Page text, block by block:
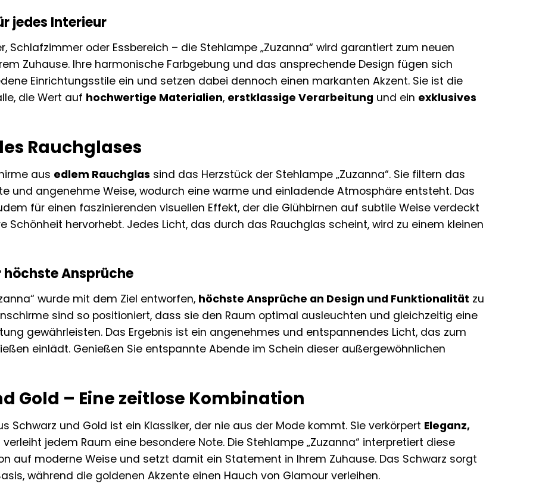
jedes Interieur
Schlafzimmer oder Essbereich – die Stehlampe „Zuzanna“ wird garantiert zum neuen
Zuhause. Ihre harmonische Farbgebung und das ansprechende Design fügen sich
Einrichtungsstile ein und setzen dabei dennoch einen markanten Akzent. Sie ist die
die Wert auf hochwertige Materialien, erstklassige Verarbeitung und ein exklusives
Rauchglases
aus edlem Rauchglas sind das Herzstück der Stehlampe „Zuzanna“. Sie filtern das
und angenehme Weise, wodurch eine warme und einladende Atmosphäre entsteht. Das
für einen faszinierenden visuellen Effekt, der die Glühbirnen auf subtile Weise verdeckt
Schönheit hervorhebt. Jedes Licht, das durch das Rauchglas scheint, wird zu einem kleinen
Ansprüche
wurde mit dem Ziel entworfen, höchste Ansprüche an Design und Funktionalität zu
sind so positioniert, dass sie den Raum optimal ausleuchten und gleichzeitig eine
gewährleisten. Das Ergebnis ist ein angenehmes und entspannendes Licht, das zum
einlädt. Genießen Sie entspannte Abende im Schein dieser außergewöhnlichen
Gold – Eine zeitlose Kombination
Schwarz und Gold ist ein Klassiker, der nie aus der Mode kommt. Sie verkörpert Eleganz,
verleiht jedem Raum eine besondere Note. Die Stehlampe „Zuzanna“ interpretiert diese
auf moderne Weise und setzt damit ein Statement in Ihrem Zuhause. Das Schwarz sorgt
während die goldenen Akzente einen Hauch von Glamour verleihen.